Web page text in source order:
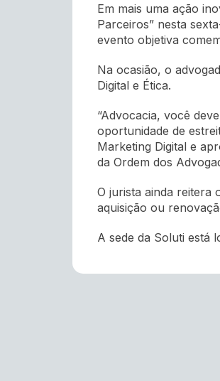
Em mais uma ação
Parceiros” nesta
evento objetiva
Na ocasião, o
Digital e Ética.
“Advocacia, você
oportunidade de
Marketing Digital e
da Ordem dos
O jurista ainda reitera
aquisição ou
A sede da Soluti está